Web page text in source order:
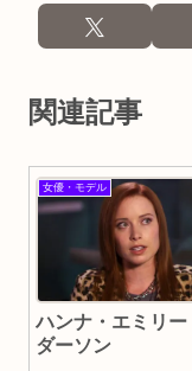
関連記事
女優・モデル
ハンナ・エミリー
ダーソン